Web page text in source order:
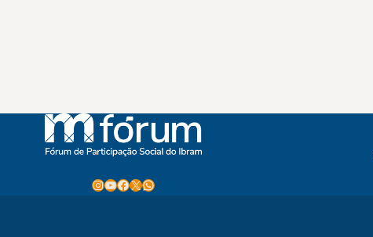
Instagram
Youtube
Facebook
X WhatsApp